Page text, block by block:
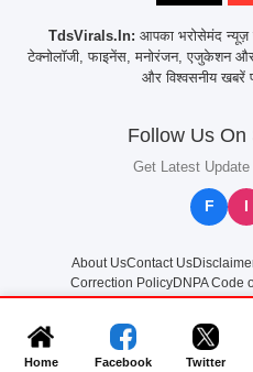
Home Facebook Twitter
TdsVirals.In: आपका भरोसेमंद न्यूज़
टेक्नोलॉजी, फाइनेंस, मनोरंजन, एजुकेशन
और विश्वसनीय खबरें
Follow Us On
Get Latest
F I
About UsContact Us
Correction PolicyDNPA Code
© 2025 TdsVirals.In